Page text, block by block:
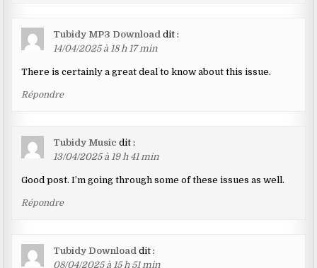
Tubidy MP3 Download dit :
14/04/2025 à 18 h 17 min
There is certainly a great deal to know about this issue.
Répondre
Tubidy Music dit :
13/04/2025 à 19 h 41 min
Good post. I’m going through some of these issues as well.
Répondre
Tubidy Download dit :
08/04/2025 à 15 h 51 min